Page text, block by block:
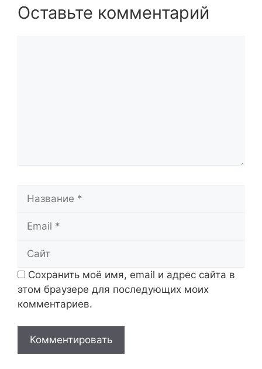
Оставьте комментарий
Сохранить моё имя, email и адрес сайта в
этом браузере для последующих моих
комментариев.